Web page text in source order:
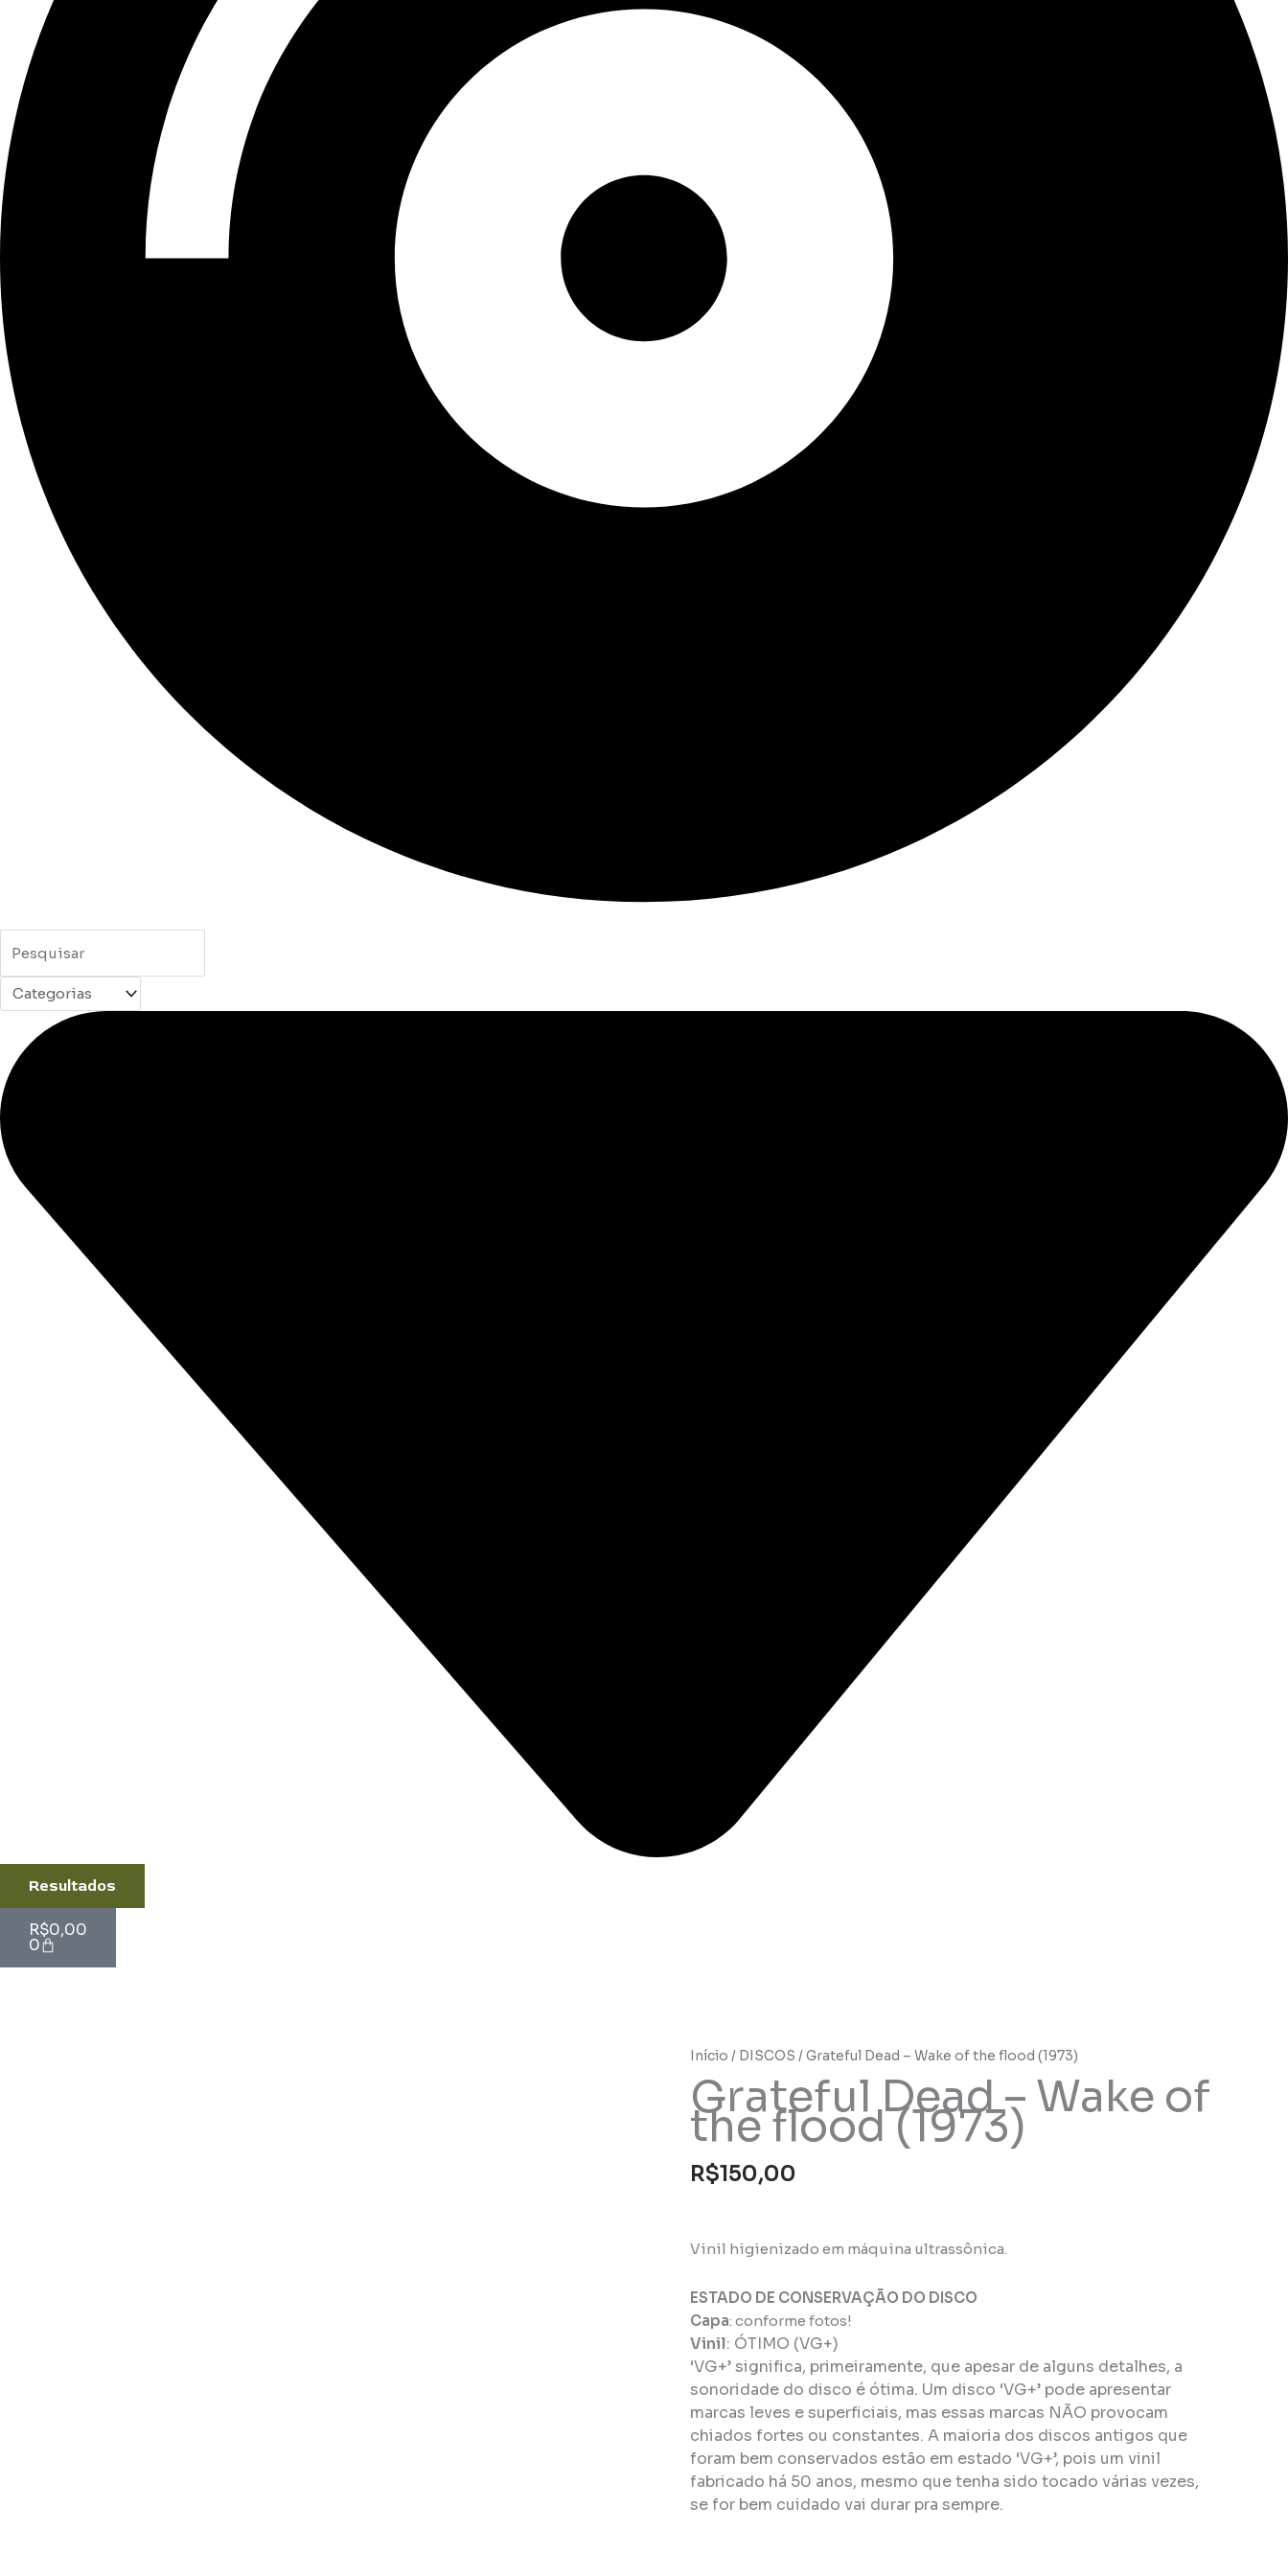
Resultados
R$0,00
0
Cart
Início / DISCOS / Grateful Dead – Wake of the flood (1973)
Grateful Dead – Wake of
the flood (1973)
R$150,00
Vinil higienizado em máquina ultrassônica.
ESTADO DE CONSERVAÇÃO DO DISCO
Capa: conforme fotos!
Vinil: ÓTIMO (VG+)
‘VG+’ significa, primeiramente, que apesar de alguns detalhes, a
sonoridade do disco é ótima. Um disco ‘VG+’ pode apresentar
marcas leves e superficiais, mas essas marcas NÃO provocam
chiados fortes ou constantes. A maioria dos discos antigos que
foram bem conservados estão em estado ‘VG+’, pois um vinil
fabricado há 50 anos, mesmo que tenha sido tocado várias vezes,
se for bem cuidado vai durar pra sempre.